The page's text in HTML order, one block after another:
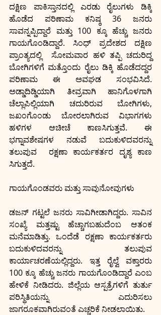
ದಕ್ಷಿಣ ಪಾಕಿಸ್ತಾನದಲ್ಲಿ ಎರಡು ರೈಲುಗಳು ಡಿಕ್ಕಿ
ಹೊಡೆದ ಪರಿಣಾಮ ಕನಿಷ್ಠ 36 ಜನರು
ಸಾವನ್ನಪ್ಪಿದ್ದಾರೆ ಮತ್ತು 100 ಕ್ಕೂ ಹೆಚ್ಚು ಜನರು
ಗಾಯಗೊಂಡಿದ್ದಾರೆ. ಸಿಂಧ್ ಪ್ರದೇಶದ ದಕ್ಷಿಣ
ಪ್ರಾಂತ್ಯದಲ್ಲಿ  ಸೋಮವಾರ ಹಳಿ ತಪ್ಪಿ ಚದುರಿದ್ದ
ಬೋಗಿಗಳಿಗೆ ಮತ್ತೊಂದು ರೈಲು ಡಿಕ್ಕಿ ಹೊಡೆದದ್ದರ
ಪರಿಣಾಮ ಈ ಅವಘಡ ಸಂಭವಿಸಿದೆ.
ಅಡ್ಡಾದಿಡ್ಡಿಯಾಗಿ ತೀವ್ರವಾಗಿ ಹಾನಿಗೊಳಗಾಗಿ
ಚೆಲ್ಲಾಪಿಲ್ಲಿಯಾಗಿ ಚದುರಿರುವ ಬೋಗಿಗಳು,
ಜಖಂಗೊಂಡು ಬೋರಲಾಗಿರುವ ವಿಭಾಗಗಳು
ಹಳಿಗಳ ಆಚೀಚೆ ಕಾಣಸಿಗುತ್ತವೆ. ಈ
ಭಗ್ನಾವಶೇಷಗಳ ನಡುವೆ ಬದುಕುಳಿದವರನ್ನು
ತಲುಪುವ  ರಕ್ಷಣಾ ಕಾರ್ಯಕರ್ತರ ದೃಶ್ಯ ಕಾಣ
ಸಿಗುತ್ತದೆ.
ಗಾಯಗೊಂಡವರು ಮತ್ತು ಸಾವುನೋವುಗಳು
ಡಜನ್ ಗಟ್ಟಲೆ ಜನರು ಸಾವಿಗೀಡಾಗಿದ್ದರು. ಸಾವಿನ
ಸಂಖ್ಯೆ ಮತ್ತಷ್ಟು ಹೆಚ್ಚಾಗಬಹುದೆಂಬ ಆತಂಕ
ಮನೆಮಾಡಿತ್ತು. ಒಂದೆಡೆ ರಕ್ಷಣಾ ಕಾರ್ಯಕರ್ತರು
ಬದುಕುಳಿದವರನ್ನು ತಲುಪುವ
ಕಾರ್ಯಾಚರಣೆಯಲ್ಲಿದ್ದರು. ಇತ್ತ ರೈಲ್ವೆ ವಕ್ತಾರರು
100 ಕ್ಕೂ ಹೆಚ್ಚು ಜನರು ಗಾಯಗೊಂಡಿದ್ದಾರೆ ಎಂಬ
ಹೇಳಿಕೆ ನೀಡಿದರು. ಜಿಲ್ಲೆಯ ಆಸ್ಪತ್ರೆಗಳಿಗೆ ತುರ್ತು
ಪರಿಸ್ಥಿತಿಯನ್ನು ಎದುರಿಸಲು
ಜಾಗರೂಕವಾಗಿರುವಂತೆ ಎಚ್ಚರಿಕೆ ನೀಡಲಾಯಿತು.